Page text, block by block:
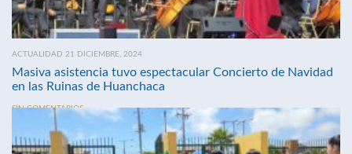
ACTUALIDAD 21 DICIEMBRE, 2024
Masiva asistencia tuvo espectacular Concierto de Navidad
en las Ruinas de Huanchaca
SIN COMENTARIOS